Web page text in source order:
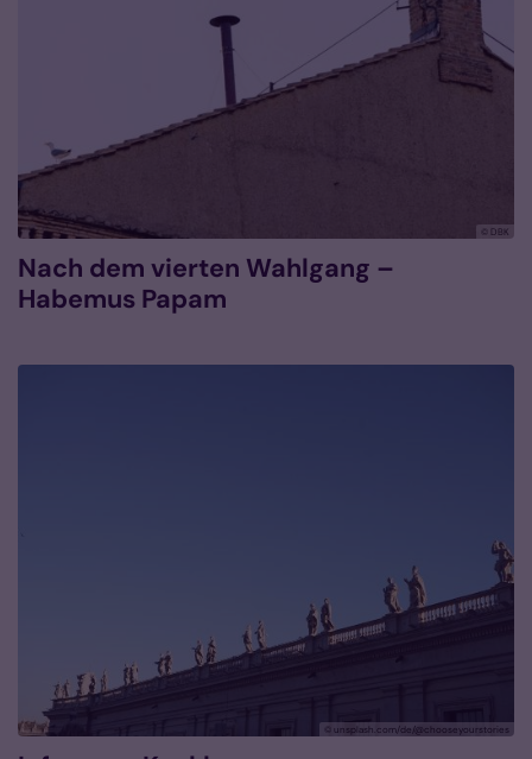
© DBK
Nach dem vierten Wahlgang –
Habemus Papam
© unsplash.com/de/@chooseyourstories